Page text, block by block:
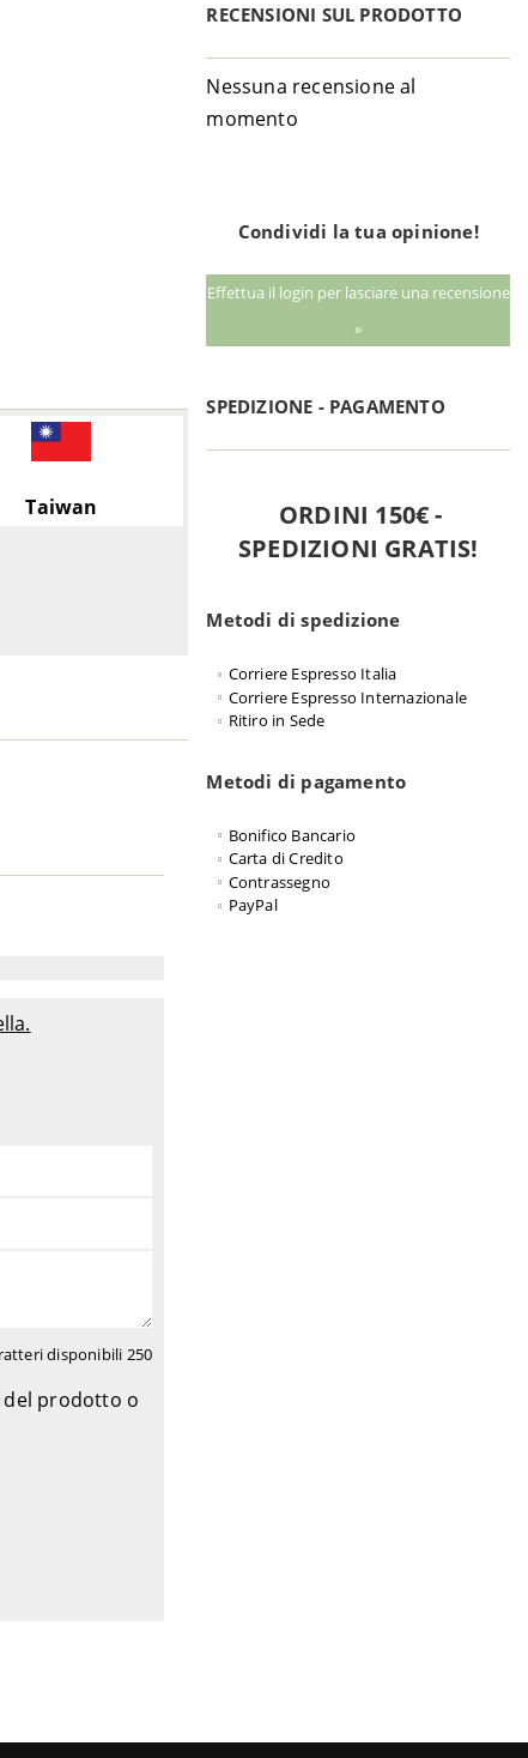
Taiwan
disponibili 250
del prodotto o
RECENSIONI SUL PRODOTTO
Nessuna recensione al
momento
Condividi la tua opinione!
Effettua il login per lasciare una recensione
»
SPEDIZIONE - PAGAMENTO
ORDINI 150€ -
SPEDIZIONI GRATIS!
Metodi di spedizione
Corriere Espresso Italia
Corriere Espresso Internazionale
Ritiro in Sede
Metodi di pagamento
Bonifico Bancario
Carta di Credito
Contrassegno
PayPal